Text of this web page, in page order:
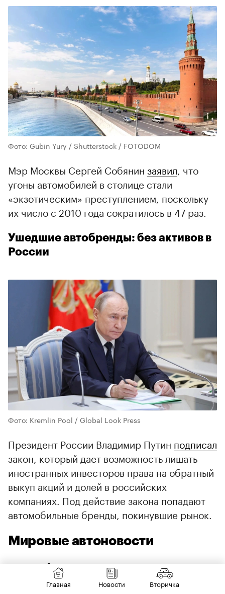
Фото: Gubin Yury / Shutterstock / FOTODOM
Мэр Москвы Сергей Собянин заявил, что
угоны автомобилей в столице стали
«экзотическим» преступлением, поскольку
их число с 2010 года сократилось в 47 раз.
Ушедшие автобренды: без активов в
России
Фото: Kremlin Pool / Global Look Press
Президент России Владимир Путин подписал
закон, который дает возможность лишать
иностранных инвесторов права на обратный
выкуп акций и долей в российских
компаниях. Под действие закона попадают
автомобильные бренды, покинувшие рынок.
Мировые автоновости
Mercedes-Benz: возвращение
физических кнопок
Главная Новости Вторичка